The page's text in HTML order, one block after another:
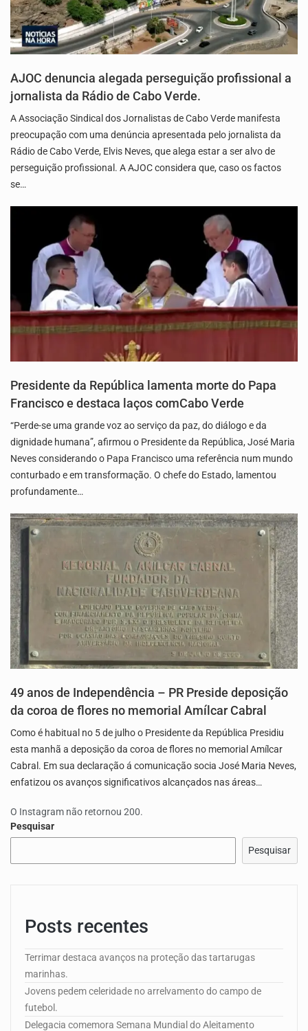
AJOC denuncia alegada perseguição profissional a
jornalista da Rádio de Cabo Verde.
A Associação Sindical dos Jornalistas de Cabo Verde manifesta
preocupação com uma denúncia apresentada pelo jornalista da
Rádio de Cabo Verde, Elvis Neves, que alega estar a ser alvo de
perseguição profissional. A AJOC considera que, caso os factos
se…
Presidente da República lamenta morte do Papa
Francisco e destaca laços comCabo Verde
“Perde-se uma grande voz ao serviço da paz, do diálogo e da
dignidade humana”, afirmou o Presidente da República, José Maria
Neves considerando o Papa Francisco uma referência num mundo
conturbado e em transformação. O chefe do Estado, lamentou
profundamente…
49 anos de Independência – PR Preside deposição
da coroa de flores no memorial Amílcar Cabral
Como é habitual no 5 de julho o Presidente da República Presidiu
esta manhã a deposição da coroa de flores no memorial Amílcar
Cabral. Em sua declaração á comunicação socia José Maria Neves,
enfatizou os avanços significativos alcançados nas áreas…
O Instagram não retornou 200.
Pesquisar
Pesquisar
Posts recentes
Terrimar destaca avanços na proteção das tartarugas
marinhas.
Jovens pedem celeridade no arrelvamento do campo de
futebol.
Delegacia comemora Semana Mundial do Aleitamento